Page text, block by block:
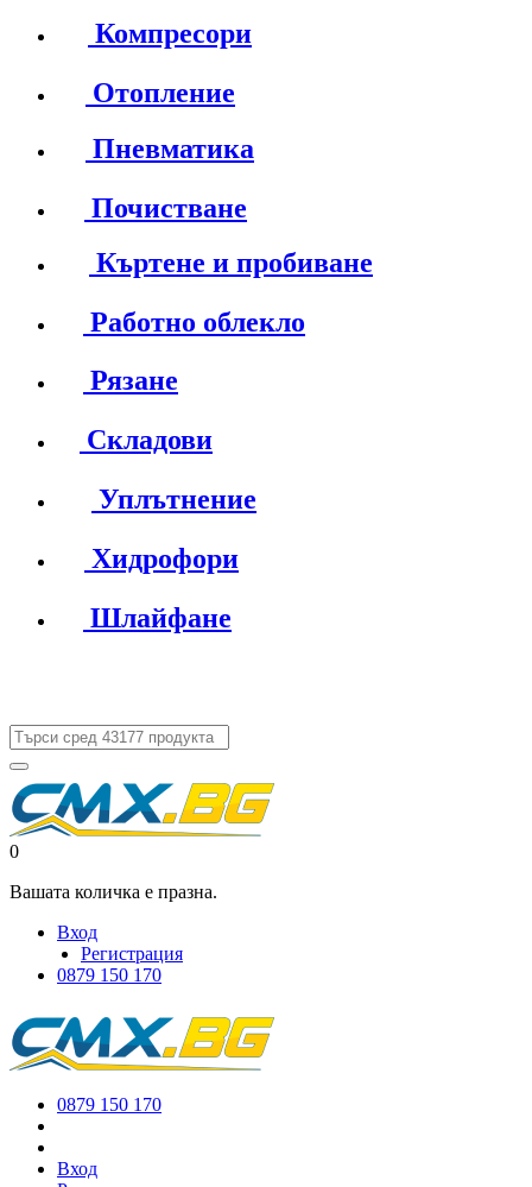
Компресори
Отопление
Пневматика
Почистване
Къртене и пробиване
Работно облекло
Рязане
Складови
Уплътнение
Хидрофори
Шлайфане
0
Вашата количка е празна.
Вход
Регистрация
0879 150 170
0879 150 170
Вход